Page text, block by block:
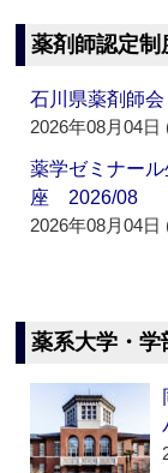
薬剤師認定
石川県薬剤師
2026年08月04日
薬学ゼミナー
座 2026/08
2026年08月04日
薬系大学・学